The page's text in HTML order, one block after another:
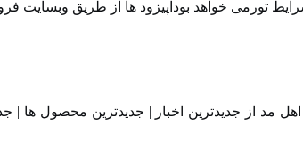
تورمی خواهد بوداپیزود ها از طریق
مد از جدیدترین اخبار | جدیدترین محصول ها |